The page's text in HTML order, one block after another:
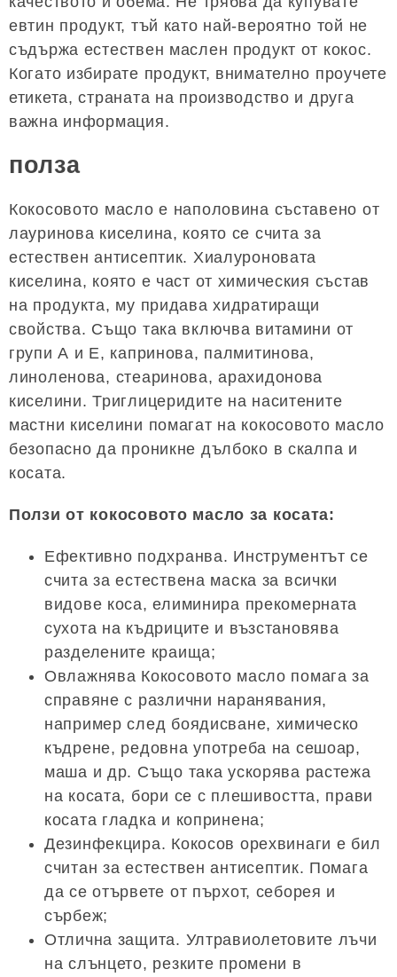
евтин продукт, тъй като най-вероятно той не
съдържа естествен маслен продукт от кокос.
Когато избирате продукт, внимателно проучете
етикета, страната на производство и друга
важна информация.
полза
Кокосовото масло е наполовина съставено от
лауринова киселина, която се счита за
естествен антисептик. Хиалуроновата
киселина, която е част от химическия състав
на продукта, му придава хидратиращи
свойства. Също така включва витамини от
групи А и Е, капринова, палмитинова,
линоленова, стеаринова, арахидонова
киселини. Триглицеридите на наситените
мастни киселини помагат на кокосовото масло
безопасно да проникне дълбоко в скалпа и
косата.
Ползи от кокосовото масло за косата:
Ефективно подхранва. Инструментът се
счита за естествена маска за всички
видове коса, елиминира прекомерната
сухота на къдриците и възстановява
разделените краища;
Овлажнява Кокосовото масло помага за
справяне с различни наранявания,
например след боядисване, химическо
къдрене, редовна употреба на сешоар,
маша и др. Също така ускорява растежа
на косата, бори се с плешивостта, прави
косата гладка и копринена;
Дезинфекцира. Кокосов орехвинаги е бил
считан за естествен антисептик. Помага
да се отървете от пърхот, себорея и
сърбеж;
Отлична защита. Ултравиолетовите лъчи
на слънцето, резките промени в